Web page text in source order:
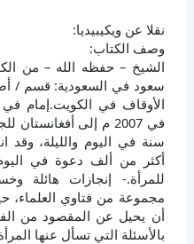
نقلا عن ويكيبيديا:
وصف الكتاب:
الشيخ – حفظه الله – من
سعود في السعودية: قسم /
الأوقاف في الكويت.إمام
في 2007 م إلى
سنة في اليوم والليلة، وقد
أكثر من ألف دعوة في
للمرأة.- إنجازات هائلة
مجموعة من فتاوي العلماء،
أن يحيل عن المقصود من
بالأسئلة التي تسأل عنها